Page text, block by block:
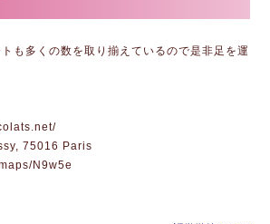
も多くの数を取り揃えているので是非足を運
75016 Paris
N9w5e